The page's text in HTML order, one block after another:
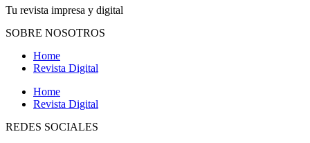
Tu revista impresa y digital
SOBRE NOSOTROS
Home
Revista Digital
Home
Revista Digital
REDES SOCIALES